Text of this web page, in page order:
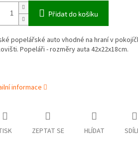
Přidat do košíku
popelářské auto vhodné na hraní v
Popeláři - rozměry auta 42x22x18cm.
informace
ZEPTAT SE HLÍDAT